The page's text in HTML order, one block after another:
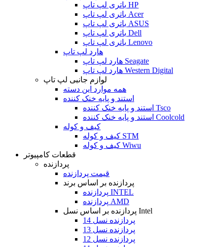
باتری لپ تاپ HP
باتری لپ تاپ Acer
باتری لپ تاپ ASUS
باتری لپ تاپ Dell
باتری لپ تاپ Lenovo
هارد لپ تاپ
هارد لپ تاپ Seagate
هارد لپ تاپ Western Digital
لوازم جانبی لپ تاپ
همه موارد این دسته
استند و پایه خنک کننده
استند و پایه خنک کننده Tsco
استند و پایه خنک کننده Coolcold
کیف و کوله
کیف و کوله STM
کیف و کوله Wiwu
قطعات کامپیوتر
پردازنده
قیمت پردازنده
پردازنده بر اساس برند
پردازنده INTEL
پردازنده AMD
پردازنده بر اساس نسل Intel
پردازنده نسل 14
پردازنده نسل 13
پردازنده نسل 12